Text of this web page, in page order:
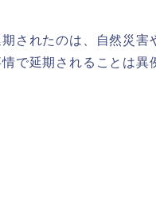
されたのは、自然災
で延期されることは異